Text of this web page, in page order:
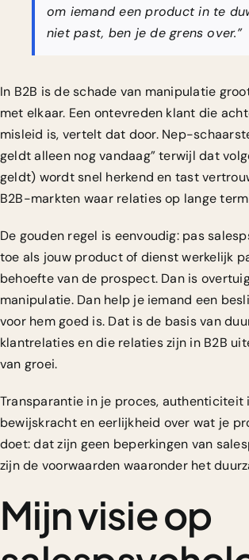
om iemand een product in te
niet past, ben je de grens over.”
In B2B is de schade van manipulatie
met elkaar. Een ontevreden klant die
misleid is, vertelt dat door. Nep-
geldt alleen nog vandaag” terwijl dat
geldt) wordt snel herkend en tast
B2B-markten waar relaties op lange
De gouden regel is eenvoudig: pas
toe als jouw product of dienst werkelijk
behoefte van de prospect. Dan is
manipulatie. Dan help je iemand een
voor hem goed is. Dat is de basis van
klantrelaties en die relaties zijn in B2B
van groei.
Transparantie in je proces, authenticiteit
bewijskracht en eerlijkheid over wat je
doet: dat zijn geen beperkingen van
zijn de voorwaarden waaronder het
Mijn visie op